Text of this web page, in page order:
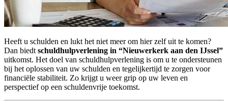
Heeft u schulden en lukt het niet meer om hier zelf uit te komen?
Dan biedt schuldhulpverlening in “Nieuwerkerk aan den IJssel”
uitkomst. Het doel van schuldhulpverlening is om u te ondersteunen
bij het oplossen van uw schulden en tegelijkertijd te zorgen voor
financiële stabiliteit. Zo krijgt u weer grip op uw leven en
perspectief op een schuldenvrije toekomst.